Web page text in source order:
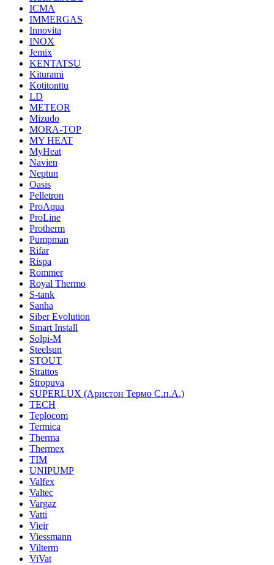
ICMA
IMMERGAS
Innovita
INOX
Jemix
KENTATSU
Kiturami
Kotitonttu
LD
METEOR
Mizudo
MORA-TOP
MY HEAT
MyHeat
Navien
Neptun
Oasis
Pelletron
ProAqua
ProLine
Protherm
Pumpman
Rifar
Rispa
Rommer
Royal Thermo
S-tank
Sanha
Siber Evolution
Smart Install
Solpi-M
Steelsun
STOUT
Strattos
Stropuva
SUPERLUX (Аристон Термо С.п.А.)
TECH
Teplocom
Termica
Therma
Thermex
TIM
UNIPUMP
Valfex
Valtec
Vargaz
Vatti
Vieir
Viessmann
Vilterm
ViVat